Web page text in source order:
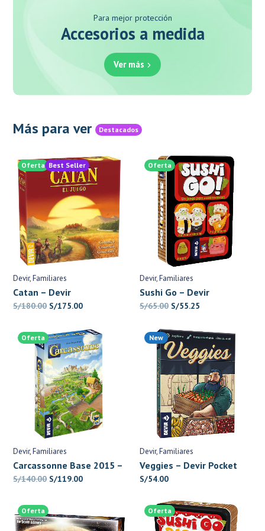
Para mejor protección
Accesorios a medida
Ver más
Más para ver Destacados
Oferta Best Seller
Devir Familiares
Catan – Devir
S/180.00 El
original
era:
S/180.00.
S/175.00El
actual
es:
S/175.00.
Oferta
Devir Familiares
Sushi Go – Devir
S/65.00 El
original
era:
S/65.00.
S/55.25
actual
es:
S/55.25.
Oferta
Devir Familiares
Carcassonne Base 2015 –
Devir
S/140.00 El
era:
S/119.00El
es:
New
Devir Familiares
Veggies – Devir Pocket
S/54.00
Oferta Oferta